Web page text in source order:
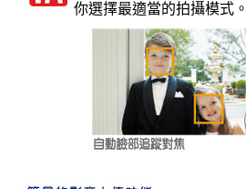
你選擇最適當的拍攝模式。